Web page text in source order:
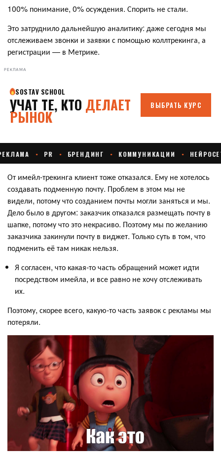
100% понимание, 0% осуждения. Спорить не стали.
Это затруднило дальнейшую аналитику: даже сегодня мы
отслеживаем звонки и заявки с помощью коллтрекинга, а
регистрации — в Метрике.
РЕКЛАМА
От имейл-трекинга клиент тоже отказался. Ему не хотелось
создавать подменную почту. Проблем в этом мы не
видели, потому что созданием почты могли заняться и мы.
Дело было в другом: заказчик отказался размещать почту в
шапке, потому что это некрасиво. Поэтому мы по желанию
заказчика закинули почту в виджет. Только суть в том, что
подменить её там никак нельзя.
Я согласен, что какая-то часть обращений может идти
посредством имейла, и все равно не хочу отслеживать
их.
Поэтому, скорее всего, какую-то часть заявок с рекламы мы
потеряли.